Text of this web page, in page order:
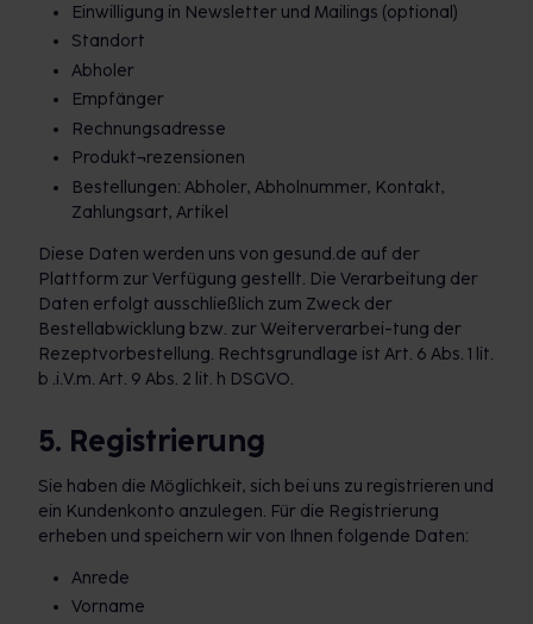
Einwilligung in Newsletter und Mailings (optional)
Standort
Abholer
Empfänger
Rechnungsadresse
Produkt¬rezensionen
Bestellungen: Abholer, Abholnummer, Kontakt,
Zahlungsart, Artikel
Diese Daten werden uns von gesund.de auf der
Plattform zur Verfügung gestellt. Die Verarbeitung der
Daten erfolgt ausschließlich zum Zweck der
Bestellabwicklung bzw. zur Weiterverarbei-tung der
Rezeptvorbestellung. Rechtsgrundlage ist Art. 6 Abs. 1 lit.
b .i.V.m. Art. 9 Abs. 2 lit. h DSGVO.
5. Registrierung
Sie haben die Möglichkeit, sich bei uns zu registrieren und
ein Kundenkonto anzulegen. Für die Registrierung
erheben und speichern wir von Ihnen folgende Daten:
Anrede
Vorname